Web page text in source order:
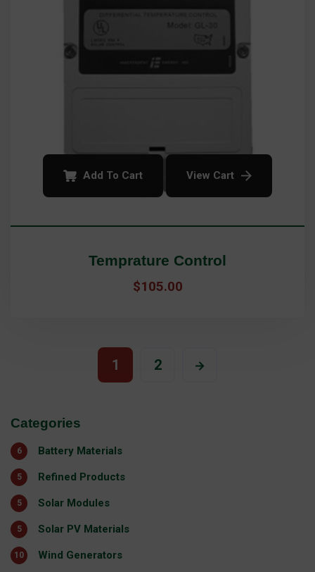
Add To Cart View Cart
Temprature Control
$105.00
1 2
Categories
Battery Materials
6
Refined Products
5
Solar Modules
5
Solar PV Materials
5
Wind Generators
10